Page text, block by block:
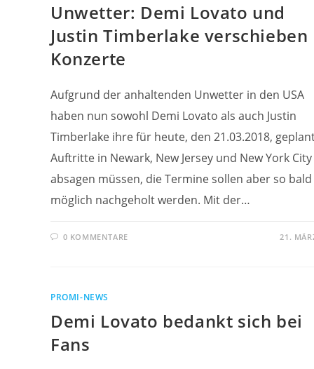
Unwetter: Demi Lovato und
Justin Timberlake verschieben
Konzerte
Aufgrund der anhaltenden Unwetter in den USA
haben nun sowohl Demi Lovato als auch Justin
Timberlake ihre für heute, den 21.03.2018,
Auftritte in Newark, New Jersey und New York City
absagen müssen, die Termine sollen aber so
möglich nachgeholt werden. Mit der…
0 KOMMENTARE 21.
PROMI-NEWS
Demi Lovato bedankt sich bei
Fans